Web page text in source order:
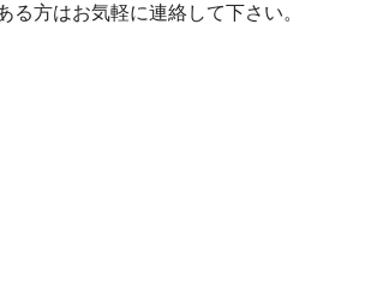
方はお気軽に連絡して下さい。